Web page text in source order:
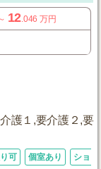
12 .046 万円
護１,要介護２,要
可 個室あり ショ